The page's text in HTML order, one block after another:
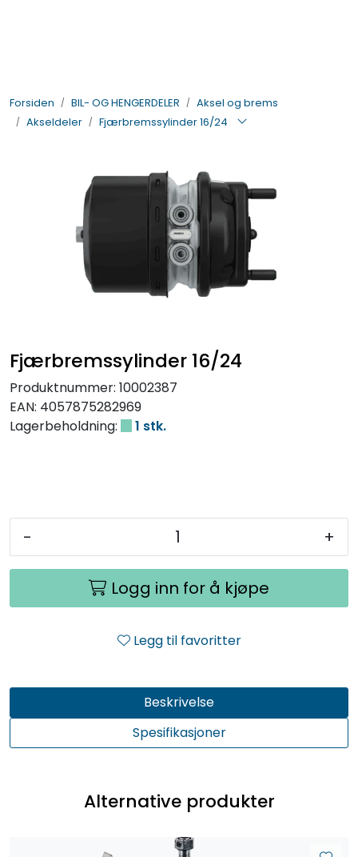
Forsiden BIL- OG HENGERDELER
Aksel og brems
Akseldeler
Fjærbremssylinder 16/24
Fjærbremssylinder 16/24
Produktnummer: 10002387
EAN: 4057875282969
Lagerbeholdning:
1 stk.
- +
Logg inn for å kjøpe
Legg til favoritter
Beskrivelse
Spesifikasjoner
Alternative produkter
ELEKTRISK
PÅBYGG OG CHASSIS
SIKKERHET
KONTAKT OSS